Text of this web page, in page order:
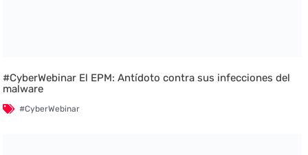
#CyberWebinar El EPM: Antídoto contra sus infecciones del
malware
#CyberWebinar